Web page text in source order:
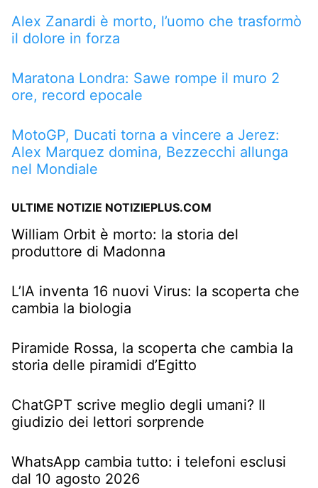
Alex Zanardi è morto, l’uomo che trasformò
il dolore in forza
Maratona Londra: Sawe rompe il muro 2
ore, record epocale
MotoGP, Ducati torna a vincere a Jerez:
Alex Marquez domina, Bezzecchi allunga
nel Mondiale
ULTIME NOTIZIE NOTIZIEPLUS.COM
William Orbit è morto: la storia del
produttore di Madonna
L’IA inventa 16 nuovi Virus: la scoperta che
cambia la biologia
Piramide Rossa, la scoperta che cambia la
storia delle piramidi d’Egitto
ChatGPT scrive meglio degli umani? Il
giudizio dei lettori sorprende
WhatsApp cambia tutto: i telefoni esclusi
dal 10 agosto 2026